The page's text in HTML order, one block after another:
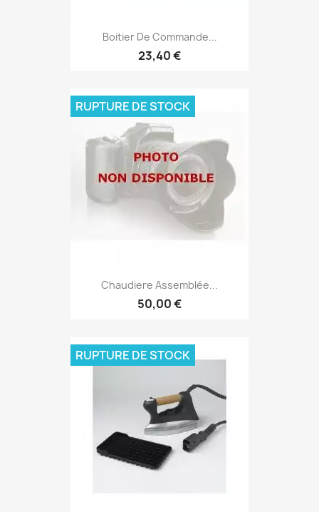
Boitier De Commande...
23,40 €
Chaudiere Assemblée...
50,00 €
RUPTURE DE STOCK
RUPTURE DE STOCK